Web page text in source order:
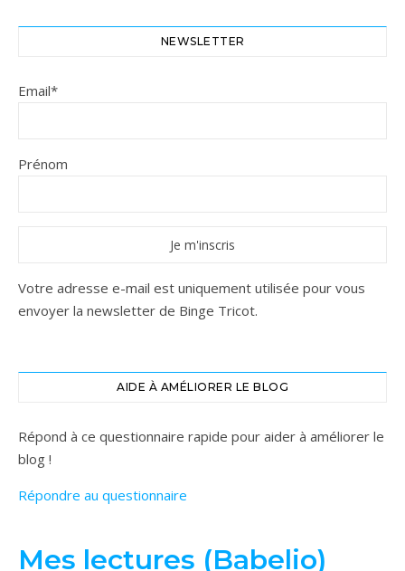
NEWSLETTER
Email*
Prénom
Votre adresse e-mail est uniquement utilisée pour vous
envoyer la newsletter de Binge Tricot.
AIDE À AMÉLIORER LE BLOG
Répond à ce questionnaire rapide pour aider à améliorer le
blog !
Répondre au questionnaire
Mes lectures (Babelio)